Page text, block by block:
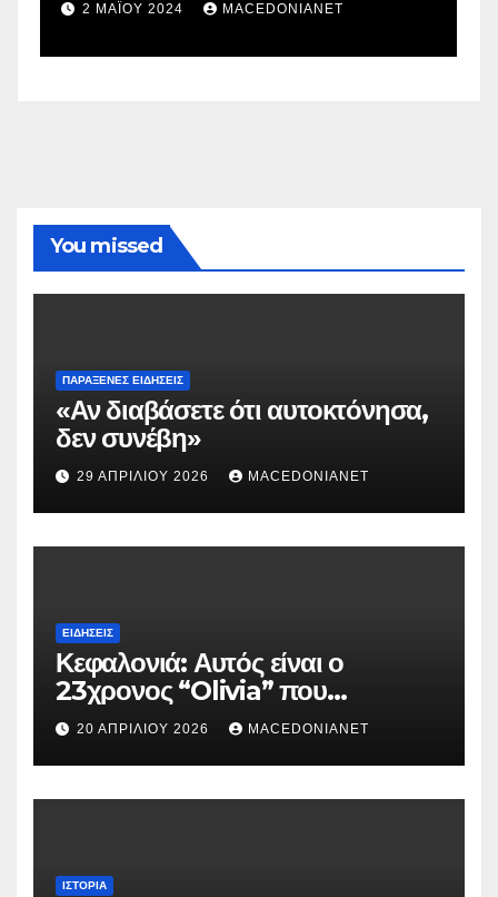
2 ΜΑΪ́ΟΥ 2024 MACEDONIANET
You missed
ΠΑΡΆΞΕΝΕΣ ΕΙΔΉΣΕΙΣ
«Αν διαβάσετε ότι αυτοκτόνησα,
δεν συνέβη»
29 ΑΠΡΙΛΊΟΥ 2026 MACEDONIANET
ΕΙΔΉΣΕΙΣ
Κεφαλονιά: Αυτός είναι ο
23χρονος “Olivia” που
κατηγορείται για τον θάνατο της
Μυρτούς
20 ΑΠΡΙΛΊΟΥ 2026 MACEDONIANET
ΙΣΤΟΡΊΑ